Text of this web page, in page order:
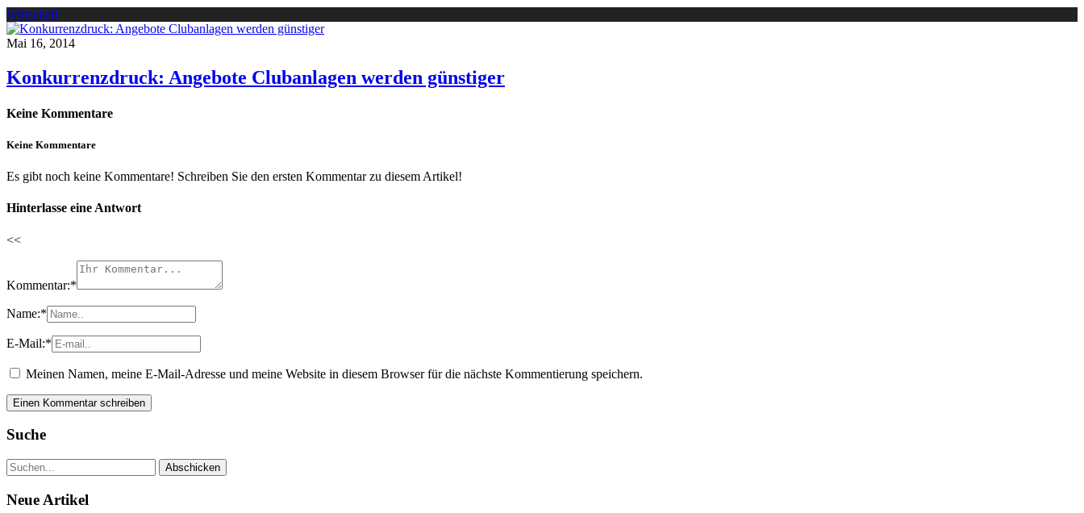
Wirtschaft
Mai 16, 2014
Konkurrenzdruck: Angebote Clubanlagen werden günstiger
Keine Kommentare
Keine Kommentare
Es gibt noch keine Kommentare! Schreiben Sie den ersten Kommentar zu diesem Artikel!
Hinterlasse eine Antwort
<<
Kommentar:*
Name:*
E-Mail:*
Meinen Namen, meine E-Mail-Adresse und meine Website in diesem Browser für die nächste Kommentierung speichern.
Suche
Neue Artikel